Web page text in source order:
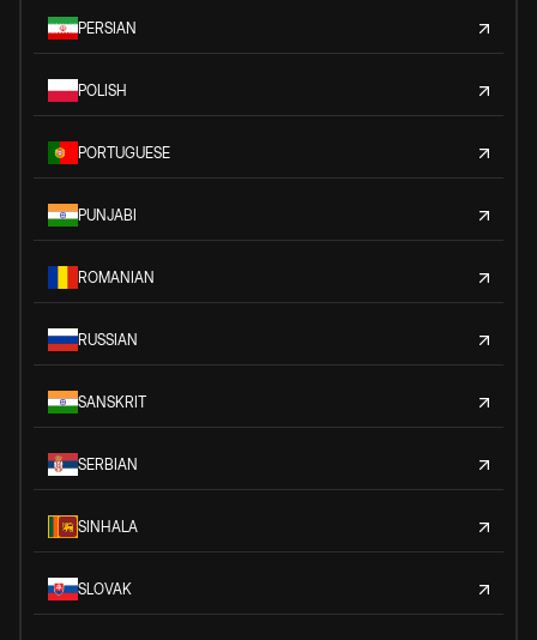
PERSIAN
POLISH
PORTUGUESE
PUNJABI
ROMANIAN
RUSSIAN
SANSKRIT
SERBIAN
SINHALA
SLOVAK